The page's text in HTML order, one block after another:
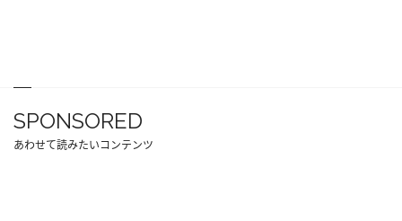
SPONSORED
あわせて読みたいコンテンツ